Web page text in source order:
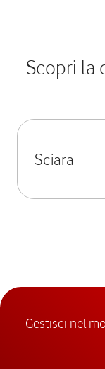
Scopri la
Sciara
Gestisci nel